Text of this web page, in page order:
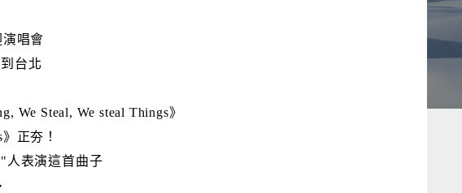
唱會
台北
We Steal, We steal Things》
正夯！
人表演這首曲子